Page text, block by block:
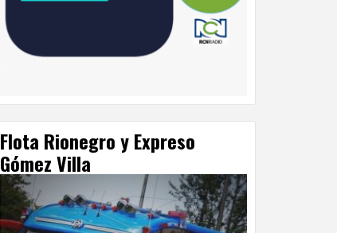
Flota Rionegro y Expreso
Gómez Villa